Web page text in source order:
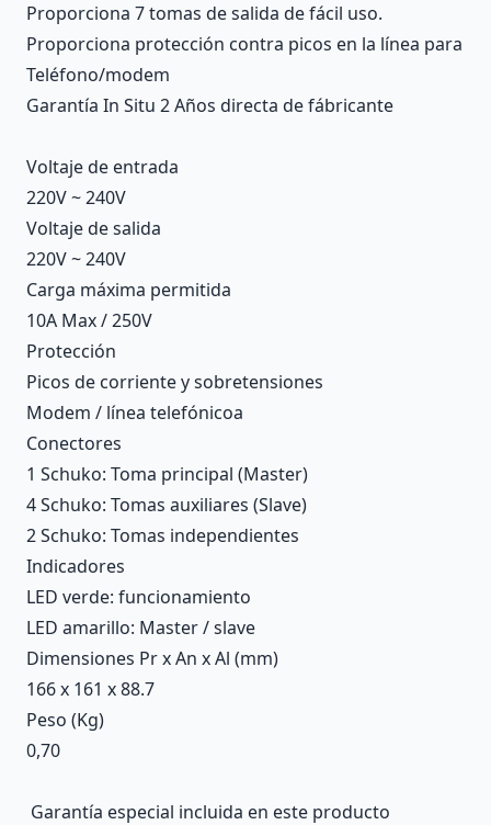
Proporciona 7 tomas de salida de fácil uso.
Proporciona protección contra picos en la línea para
Teléfono/modem
Garantía In Situ 2 Años directa de fábricante
Voltaje de entrada
220V ~ 240V
Voltaje de salida
220V ~ 240V
Carga máxima permitida
10A Max / 250V
Protección
Picos de corriente y sobretensiones
Modem / línea telefónicoa
Conectores
1 Schuko: Toma principal (Master)
4 Schuko: Tomas auxiliares (Slave)
2 Schuko: Tomas independientes
Indicadores
LED verde: funcionamiento
LED amarillo: Master / slave
Dimensiones Pr x An x Al (mm)
166 x 161 x 88.7
Peso (Kg)
0,70
Garantía especial incluida en este producto